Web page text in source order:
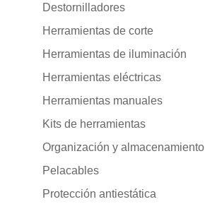
Destornilladores
Herramientas de corte
Herramientas de iluminación
Herramientas eléctricas
Herramientas manuales
Kits de herramientas
Organización y almacenamiento
Pelacables
Protección antiestática